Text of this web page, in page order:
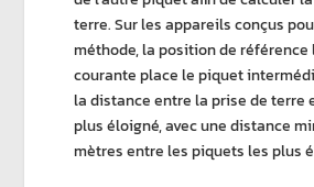
terre. Sur les appareils conçus
méthode, la position de référence
courante place le piquet
la distance entre la prise de terre
plus éloigné, avec une distance
mètres entre les piquets les plus